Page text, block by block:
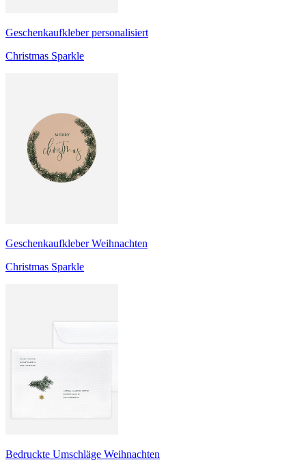
Geschenkaufkleber personalisiert
Christmas Sparkle
Geschenkaufkleber Weihnachten
Christmas Sparkle
Bedruckte Umschläge Weihnachten